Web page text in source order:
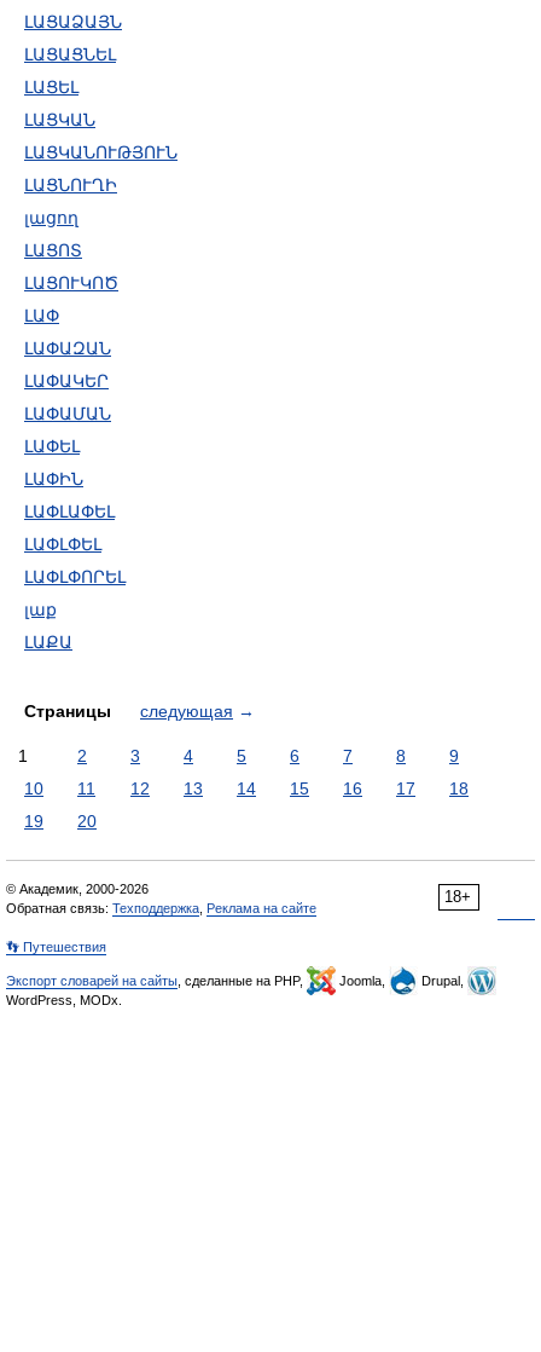
ԼԱՑԱՁԱՅՆ
ԼԱՑԱՑՆԵԼ
ԼԱՑԵԼ
ԼԱՑԿԱՆ
ԼԱՑԿԱՆՈՒԹՅՈՒՆ
ԼԱՑՆՈՒՂԻ
լացող
ԼԱՑՈՏ
ԼԱՑՈՒԿՈԾ
ԼԱՓ
ԼԱՓԱԶԱՆ
ԼԱՓԱԿԵՐ
ԼԱՓԱՄԱՆ
ԼԱՓԵԼ
ԼԱՓԻՆ
ԼԱՓԼԱՓԵԼ
ԼԱՓԼՓԵԼ
ԼԱՓԼՓՈՐԵԼ
լաք
ԼԱՔԱ
Страницы следующая →
1 2 3 4 5 6 7 8
9
10
11 12 13 14 15 16 17
18
19
20
18+
© Академик, 2000-2026
Обратная связь: Техподдержка Реклама на сайте
👣 Путешествия
Экспорт словарей на сайты , сделанные на PHP, Joomla,
Drupal,
WordPress, MODx.